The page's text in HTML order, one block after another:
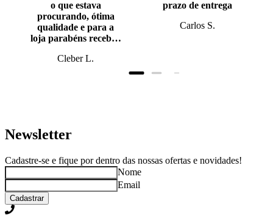
o que estava
procurando, ótima
qualidade e para a
loja parabéns recebi o
prazo, super bem
Cleber L.
prazo de entrega
Carlos S.
Newsletter
Cadastre-se e fique por dentro das nossas ofertas e novidades!
Nome
Email
Cadastrar